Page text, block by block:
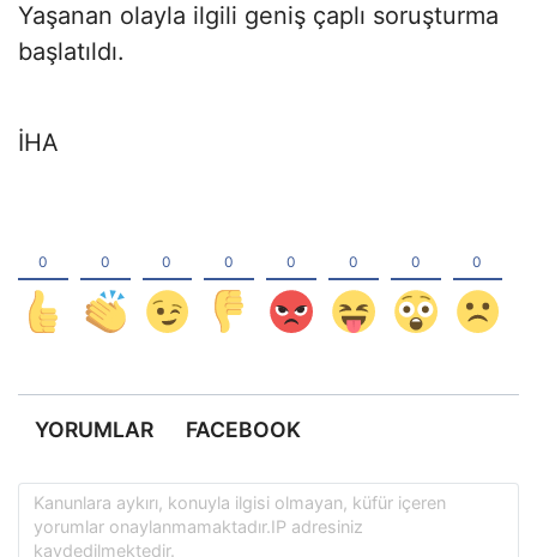
Yaşanan olayla ilgili geniş çaplı soruşturma
başlatıldı.
İHA
YORUMLAR FACEBOOK